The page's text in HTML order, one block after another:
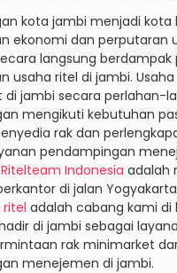
kota jambi menjadi kota
ekonomi dan perputaran
langsung berdampak
usaha ritel di jambi.
di jambi secara perlahan-
mengikuti kebutuhan
rak dan
pendampingan
Ritelteam Indonesia adalah
di jalan
adalah cabang kami di
di jambi sebagai
rak minimarket
menejemen di jambi.